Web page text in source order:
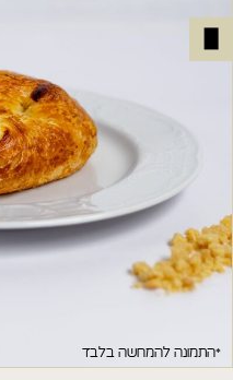
*התמונה להמחשה בלבד